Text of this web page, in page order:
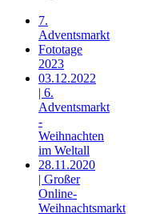
7.
Adventsmarkt
Fototage
2023
03.12.2022
| 6.
Adventsmarkt
-
Weihnachten
im Weltall
28.11.2020
| Großer
Online-
Weihnachtsmarkt